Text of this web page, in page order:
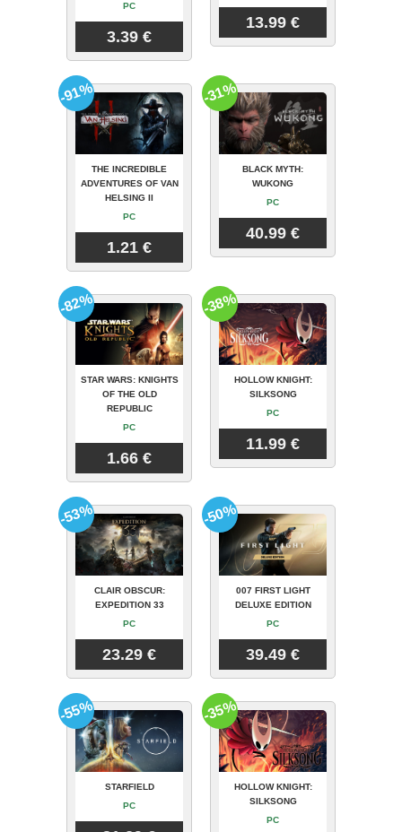
PC
3.39 €
13.99 €
THE INCREDIBLE
ADVENTURES OF VAN
HELSING II
PC
1.21 €
-91%
BLACK MYTH:
WUKONG
PC
40.99 €
-31%
STAR WARS: KNIGHTS
OF THE OLD
REPUBLIC
PC
1.66 €
-82%
HOLLOW KNIGHT:
SILKSONG
PC
11.99 €
-38%
CLAIR OBSCUR:
EXPEDITION 33
PC
23.29 €
-53%
007 FIRST LIGHT
DELUXE EDITION
PC
39.49 €
-50%
STARFIELD
PC
-55%
HOLLOW KNIGHT:
SILKSONG
PC
-35%